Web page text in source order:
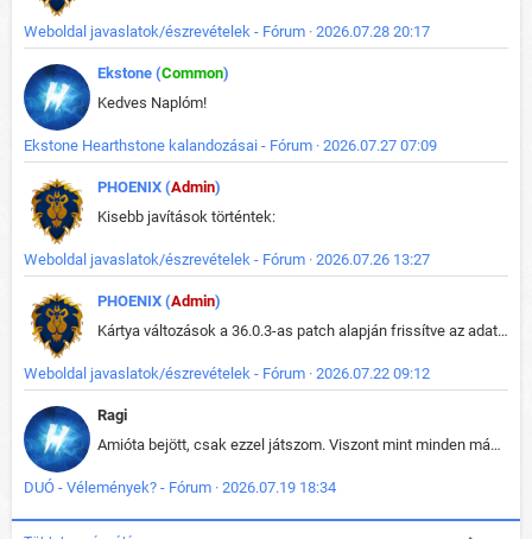
Weboldal javaslatok/észrevételek - Fórum · 2026.07.28 20:17
Ekstone (Common)
Kedves Naplóm!
Ekstone Hearthstone kalandozásai - Fórum · 2026.07.27 07:09
PHOENIX (Admin)
Kisebb javítások történtek:
Weboldal javaslatok/észrevételek - Fórum · 2026.07.26 13:27
PHOENIX (Admin)
Kártya változások a 36.0.3-as patch alapján frissítve az adatbázisban (képek is cserélve).
Weboldal javaslatok/észrevételek - Fórum · 2026.07.22 09:12
Ragi
Amióta bejött, csak ezzel játszom. Viszont mint minden más - akár az alapjáték is, ez is baromira összetett lett. Néha már pár kör után is esélytelen az egész. Vagy irreállisan túltápol valaki, vagy lelép a partner, vagy csak hülye mint a segg. És amikor eljönne az én időm, na akkor jön el mindenki másé is. Engem jobban érdekelne, hogy ki milyen ratingen szokott játszani. Na ez lenne egy érdekes adat.
DUÓ - Vélemények? - Fórum · 2026.07.19 18:34